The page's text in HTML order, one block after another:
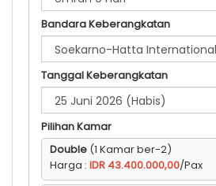
Bandara Keberangkatan
Tanggal Keberangkatan
Pilihan Kamar
Double (1 Kamar ber-2)
Harga : IDR 43.400.000,00/Pax